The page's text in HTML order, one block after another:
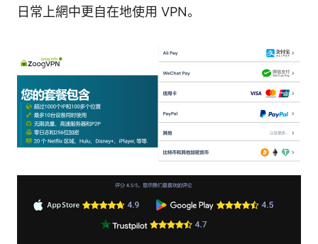
日常上網中更自在地使用 VPN。